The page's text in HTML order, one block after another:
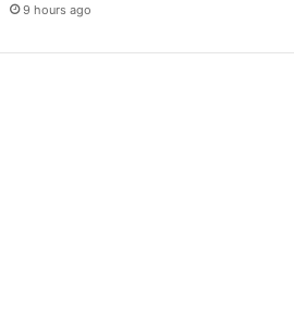
9 hours ago